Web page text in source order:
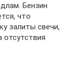
Бензин
что
залиты свечи,
отсутствия